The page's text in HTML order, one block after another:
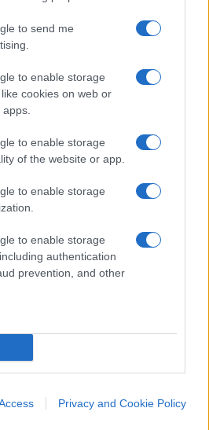
to send me
to enable storage
cookies on web or
to enable storage
of the website or app.
to enable storage
to enable storage
authentication
prevention, and other
Privacy and Cookie Policy
i sindacati puntano
boicottaggio pro-
licenziamenti